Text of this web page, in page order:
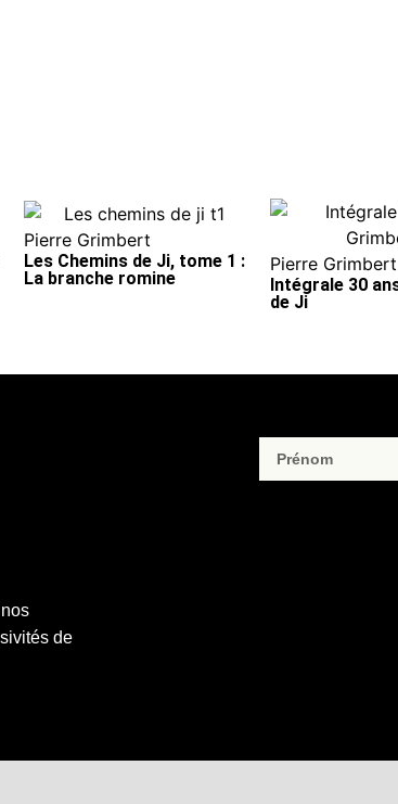
Pierre Grimbert
Les Chemins de Ji, tome 1 :
La branche romine
Pierre Grimbert
Intégrale 30
de Ji
de